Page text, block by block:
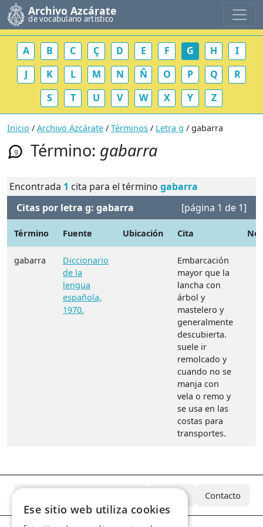
Archivo Azcárate
de vocabulario artístico
A B C Ç D E F G H
I
J
K L M N Ñ O P Q
R
S
T U V W X Y Z
Inicio / Archivo Azcárate / Términos / Letra g / gabarra
g Término: gabarra
Encontrada 1 cita para el término gabarra
Citas por letra g: gabarra
[página 1 de 1]
Término Fuente Ubicación Cita
gabarra
Diccionario
de la
lengua
española,
1970.
Embarcación
mayor que la
lancha con
árbol y
mastelero y
generalmente
descubierta.
suele ir
remolcado y
cuando no se
manja con
vela o remo y
se usa en las
costas para
transportes.
Equipo Contacto
Ese sitio web utiliza cookies